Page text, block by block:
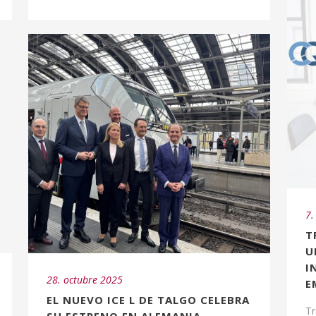
28. octubre 2025
EL NUEVO ICE L DE TALGO CELEBRA